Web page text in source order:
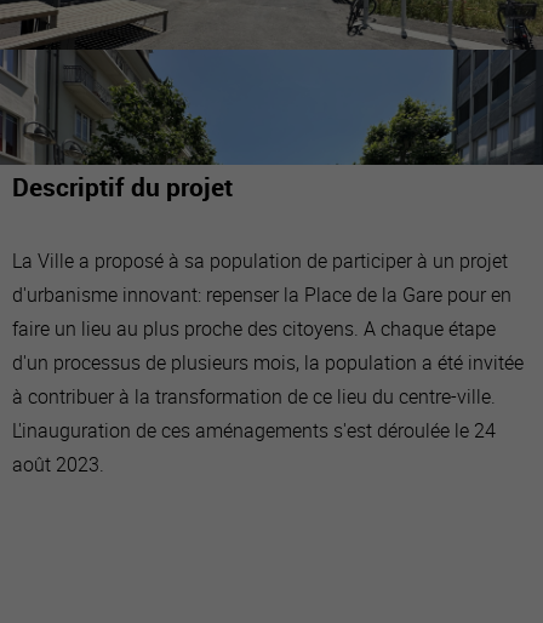
Descriptif du projet
La Ville a proposé à sa population de participer à un projet
d'urbanisme innovant: repenser la Place de la Gare pour en
faire un lieu au plus proche des citoyens. A chaque étape
d'un processus de plusieurs mois, la population a été invitée
à contribuer à la transformation de ce lieu du centre-ville.
L'inauguration de ces aménagements s'est déroulée le 24
août 2023.